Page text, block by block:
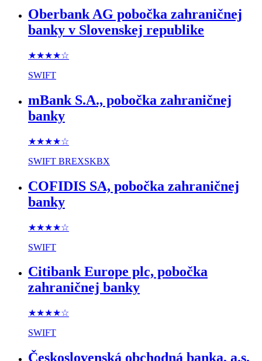
Oberbank AG pobočka zahraničnej
banky v Slovenskej republike
★★★★☆
SWIFT
mBank S.A., pobočka zahraničnej
banky
★★★★☆
SWIFT BREXSKBX
COFIDIS SA, pobočka zahraničnej
banky
★★★★☆
SWIFT
Citibank Europe plc, pobočka
zahraničnej banky
★★★★☆
SWIFT
Československá obchodná banka, a.s.